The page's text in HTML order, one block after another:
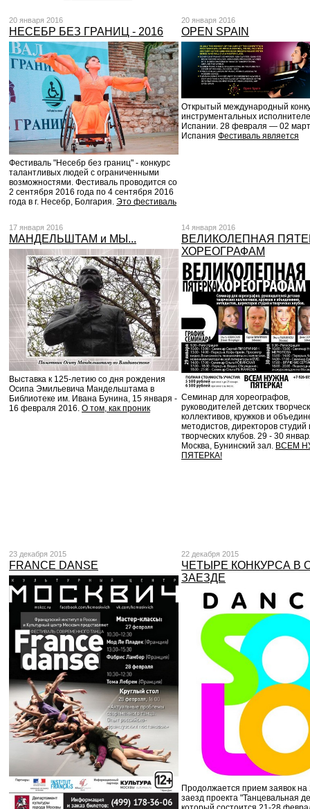
20 января 2016
НЕСЕБР БЕЗ ГРАНИЦ - 2016
Фестиваль "Несебр без границ" - конкурс
талантливых людей с ограниченными
возможностями. Фестиваль проводится со
2 сентября 2016 года по 4 сентября 2016
года в г. Несебр, Болгария. Это фестиваль
20 января 2016
OPEN SPAIN
Открытый международный
инструментальных
Испании. 28 февраля — 02
Испания Фестиваль является
17 января 2016
МАНДЕЛЬШТАМ и МЫ...
Выставка к 125-летию со дня рождения
Осипа Эмильевича Мандельштама в
Библиотеке им. Ивана Бунина, 15 января -
16 февраля 2016. О том, как проник
14 января 2016
ВЕЛИКОЛЕПНАЯ
ХОРЕОГРАФАМ
Семинар для хореографов,
руководителей детских
коллективов, кружков и
методистов, директоров студий
творческих клубов. 29 - 30
Москва, Бунинский зал. ВСЕМ
ПЯТЕРКА!
23 декабря 2015
FRANCE DANSE
22 декабря 2015
ЧЕТЫРЕ КОНКУРСА В
ЗАЕЗДЕ
Продолжается прием заявок на
заезд проекта "Танцевальная